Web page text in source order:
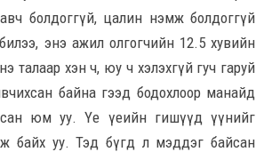
болдоггүй, цалин нэмж болдоггүй
энэ ажил олгогчийн 12.5 хувийн
талаар хэн ч, юу ч хэлэхгүй гуч гаруй
байна гээд бодохлоор манайд
юм уу. Үе үеийн гишүүд үүнийг
байх уу. Тэд бүгд л мэддэг байсан